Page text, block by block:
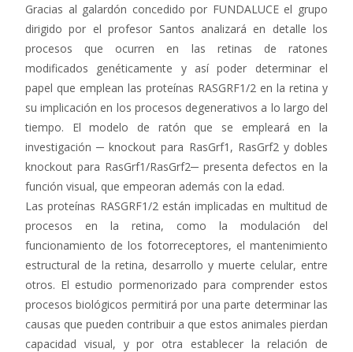
Gracias al galardón concedido por FUNDALUCE el grupo
dirigido por el profesor Santos analizará en detalle los
procesos que ocurren en las retinas de ratones
modificados genéticamente y así poder determinar el
papel que emplean las proteínas RASGRF1/2 en la retina y
su implicación en los procesos degenerativos a lo largo del
tiempo. El modelo de ratón que se empleará en la
investigación ─ knockout para RasGrf1, RasGrf2 y dobles
knockout para RasGrf1/RasGrf2─ presenta defectos en la
función visual, que empeoran además con la edad.
Las proteínas RASGRF1/2 están implicadas en multitud de
procesos en la retina, como la modulación del
funcionamiento de los fotorreceptores, el mantenimiento
estructural de la retina, desarrollo y muerte celular, entre
otros. El estudio pormenorizado para comprender estos
procesos biológicos permitirá por una parte determinar las
causas que pueden contribuir a que estos animales pierdan
capacidad visual, y por otra establecer la relación de